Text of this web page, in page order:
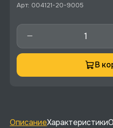
Арт: 004121-20-9005
В
ОписаниеХарактеристики